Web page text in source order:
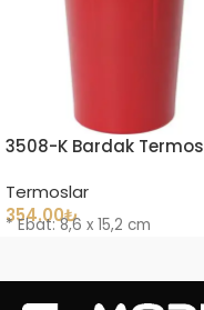
3508-K Bardak Termos
Termoslar
354.00₺
* Ebat: 8,6 x 15,2 cm